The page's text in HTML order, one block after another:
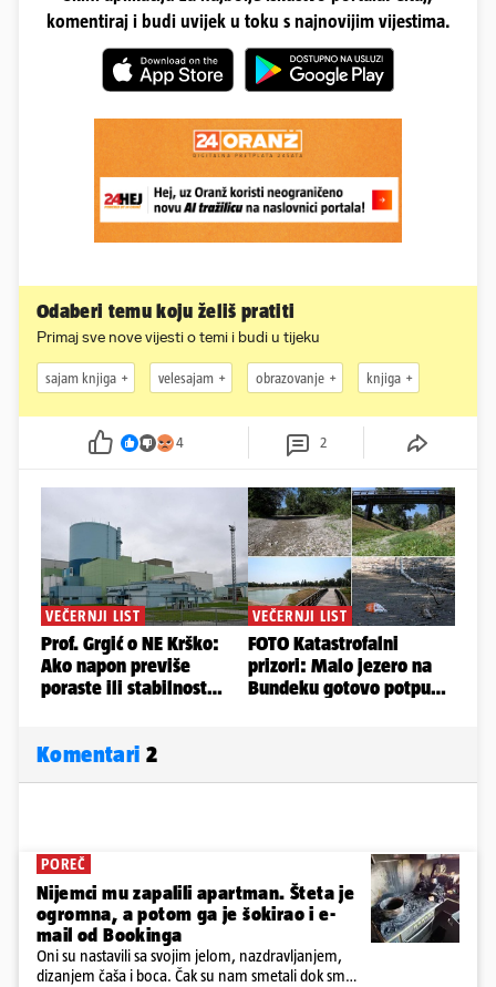
komentiraj i budi uvijek u toku s najnovijim vijestima.
Odaberi temu koju želiš pratiti
Primaj sve nove vijesti o temi i budi u tijeku
sajam knjiga velesajam obrazovanje knjiga
4 2
Komentari 2
POREČ
Nijemci mu zapalili apartman. Šteta je
ogromna, a potom ga je šokirao i e-
mail od Bookinga
Oni su nastavili sa svojim jelom, nazdravljanjem,
dizanjem čaša i boca. Čak su nam smetali dok smo